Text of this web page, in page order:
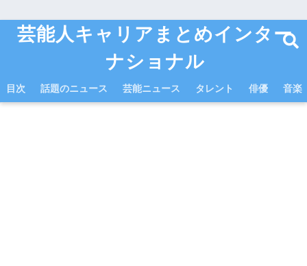
芸能人キャリアまとめインター
ナショナル
目次 話題のニュース 芸能ニュース タレント 俳優 音楽